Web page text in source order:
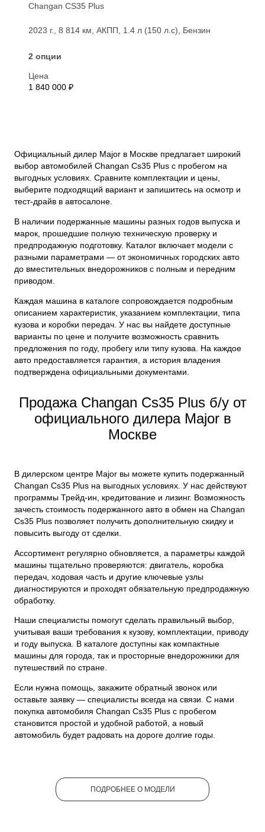
Changan CS35 Plus
2023 г., 8 814 км, АКПП, 1.4 л (150 л.с), Бензин
2 опции
Цена
1 840 000 ₽
Официальный дилер Major в Москве предлагает широкий
выбор автомобилей Changan Cs35 Plus с пробегом на
выгодных условиях. Сравните комплектации и цены,
выберите подходящий вариант и запишитесь на осмотр и
тест-драйв в автосалоне.
В наличии подержанные машины разных годов выпуска и
марок, прошедшие полную техническую проверку и
предпродажную подготовку. Каталог включает модели с
разными параметрами — от экономичных городских авто
до вместительных внедорожников с полным и передним
приводом.
Каждая машина в каталоге сопровождается подробным
описанием характеристик, указанием комплектации, типа
кузова и коробки передач. У нас вы найдете доступные
варианты по цене и получите возможность сравнить
предложения по году, пробегу или типу кузова. На каждое
авто предоставляется гарантия, а история владения
подтверждена официальными документами.
Продажа Changan Cs35 Plus б/у от
официального дилера Major в
Москве
В дилерском центре Major вы можете купить подержанный
Changan Cs35 Plus на выгодных условиях. У нас действуют
программы Трейд-ин, кредитование и лизинг. Возможность
зачесть стоимость подержанного авто в обмен на Changan
Cs35 Plus позволяет получить дополнительную скидку и
повысить выгоду от сделки.
Ассортимент регулярно обновляется, а параметры каждой
машины тщательно проверяются: двигатель, коробка
передач, ходовая часть и другие ключевые узлы
диагностируются и проходят обязательную предпродажную
обработку.
Наши специалисты помогут сделать правильный выбор,
учитывая ваши требования к кузову, комплектации, приводу
и году выпуска. В каталоге доступны как компактные
машины для города, так и просторные внедорожники для
путешествий по стране.
Если нужна помощь, закажите обратный звонок или
оставьте заявку — специалисты всегда на связи. С нами
покупка автомобиля Changan Cs35 Plus с пробегом
становится простой и удобной работой, а новый
автомобиль будет радовать на дороге долгие годы.
ПОДРОБНЕЕ О МОДЕЛИ